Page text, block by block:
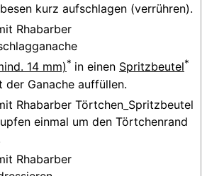
kurz aufschlagen (verrühren).
14 mm)* in einen Spritzbeutel*
der Ganache auffüllen.
einmal um den Törtchenrand